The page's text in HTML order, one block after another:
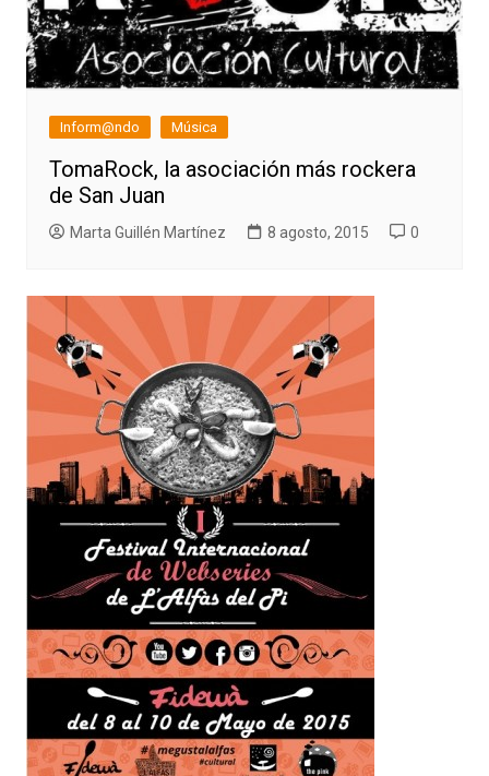
Inform@ndo Música
TomaRock, la asociación más rockera
de San Juan
Marta Guillén Martínez 8 agosto, 2015 0